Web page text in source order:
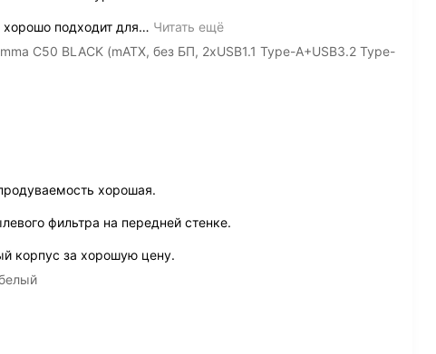
подходит для… Читать ещё
C50 BLACK (mATX, без БП, 2xUSB1.1 Type-A+USB3.2 Type-
хорошая.
фильтра на передней стенке.
корпус за хорошую цену.